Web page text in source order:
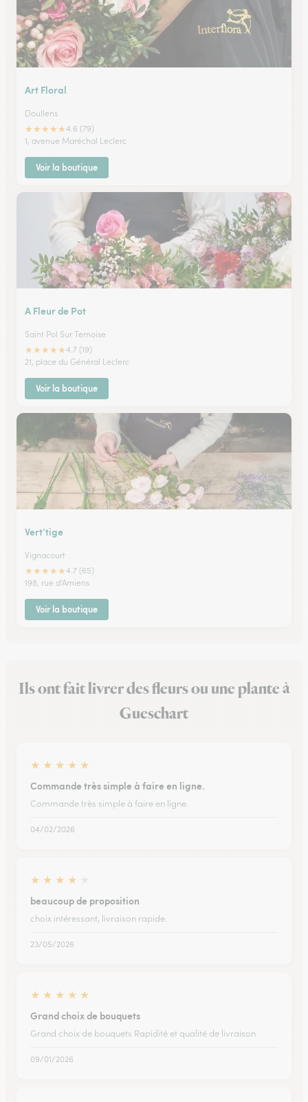
Art Floral
Doullens
★★★★★4.6 (79)
1, avenue Maréchal Leclerc
Voir la boutique
A Fleur de Pot
Saint Pol Sur Ternoise
★★★★★4.7 (19)
21, place du Général Leclerc
Voir la boutique
Vert’tige
Vignacourt
★★★★★4.7 (65)
198, rue d'Amiens
Voir la boutique
Ils ont fait livrer des fleurs ou une plante à
Gueschart
★ ★ ★ ★ ★
Commande très simple à faire en ligne.
Commande très simple à faire en ligne.
04/02/2026
★ ★ ★ ★
beaucoup de proposition
choix intéressant, livraison rapide.
23/05/2026
★ ★ ★ ★ ★
Grand choix de bouquets
Grand choix de bouquets Rapidité et qualité de livraison
09/01/2026